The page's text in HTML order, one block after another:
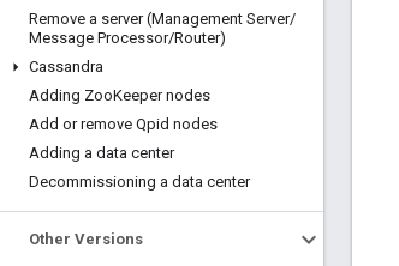
Remove a server (Management Server/
Message Processor/Router)
Cassandra
Adding ZooKeeper nodes
Add or remove Qpid nodes
Adding a data center
Decommissioning a data center
Other Versions